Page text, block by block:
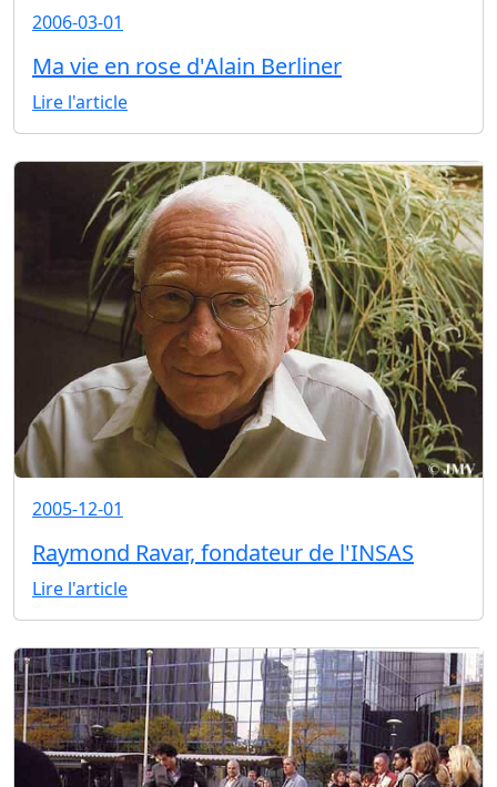
2006-03-01
Ma vie en rose d'Alain Berliner
Lire l'article
2005-12-01
Raymond Ravar, fondateur de l'INSAS
Lire l'article